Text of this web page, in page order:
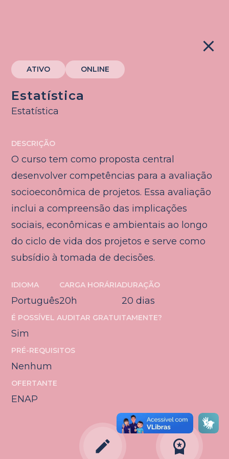
ATIVO ONLINE
close
Estatística
Estatística
DESCRIÇÃO
O curso tem como proposta central
desenvolver competências para a avaliação
socioeconômica de projetos. Essa avaliação
inclui a compreensão das implicações
sociais, econômicas e ambientais ao longo
do ciclo de vida dos projetos e serve como
subsídio à tomada de decisões.
IDIOMA
Português
CARGA HORÁRIA
20h
DURAÇÃO
20 dias
É POSSÍVEL AUDITAR GRATUITAMENTE?
Sim
PRÉ-REQUISITOS
Nenhum
OFERTANTE
ENAP
edit workspace_premium